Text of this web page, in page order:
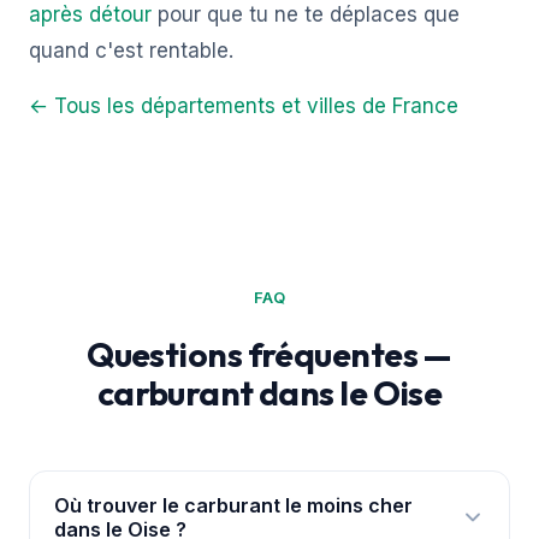
après détour pour que tu ne te déplaces que
quand c'est rentable.
← Tous les départements et villes de France
FAQ
Questions fréquentes —
carburant dans le Oise
Où trouver le carburant le moins cher
dans le Oise ?